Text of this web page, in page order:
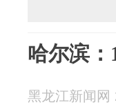
哈尔滨：
黑龙江新闻网